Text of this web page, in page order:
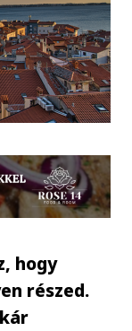
hogy
részed.